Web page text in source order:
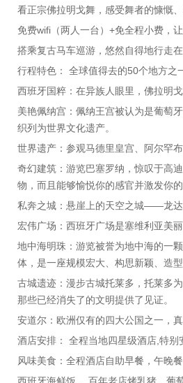
看正宗佛拉明戈舞，感受舞者的慷慨
免费wifi（两人一台）+免全程小费，
搭乘复古马车巡游，悠然自得地行走
行程特色： 全球值得去的50个地方之
西班牙国粹：在异族人眼里，佛拉明
美艳佩纳宫：佩纳王宫被认为是葡萄
织列为世界文化遗产。
世界遗产：参观马德里皇宫、阿尔罕
奇幻建筑：游览巴塞罗纳，惊叹于高
物，而且能够愉悦你的感官并激发你的
私奔之城：悬崖上的天空之城——龙达
宏伟广场：西班牙广场是塞维利亚美
地中海明珠：游览被誉为地中海的一
体，是一座规模宏大、构思新颖、造
古城遗迹：漫步古城托莱多，托莱多
那些已经消失了的文明提供了见证。
安道尔：欧洲仅有的四大公国之一，
酒店安排： 全程当地四星级酒店,特
风味美食：全程酒店自助早餐，午晚